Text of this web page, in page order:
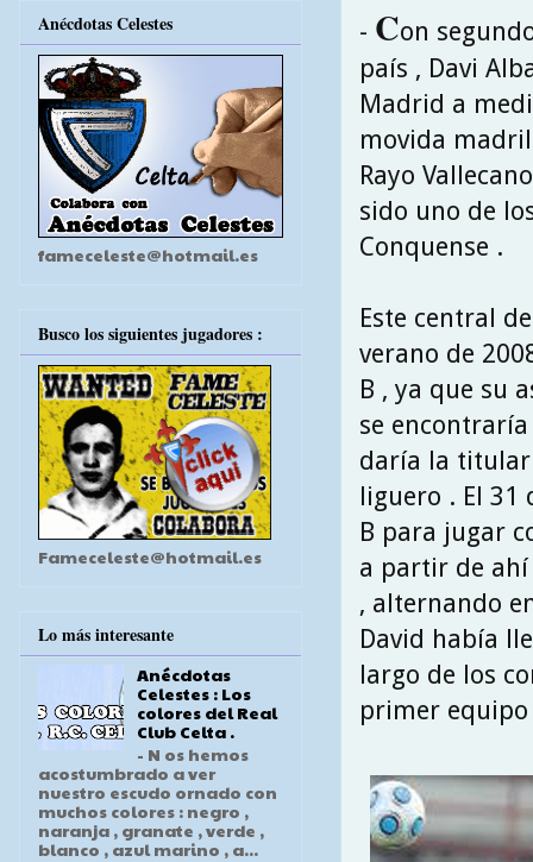
- Con
país , Davi
Madrid a
movida
Rayo
sido uno de
Conquense .
Este central
verano de
B , ya que su
se
daría la
liguero . El 31
B para jugar
a partir de
, alternando
David había
largo de los
primer equipo
Anécdotas Celestes
fameceleste@hotmail.es
Busco los siguientes jugadores :
Fameceleste@hotmail.es
Lo más interesante
Anécdotas
Celestes : Los
colores del Real
Club Celta .
- N os hemos
acostumbrado a ver
nuestro escudo ornado con
muchos colores : negro ,
naranja , granate , verde ,
blanco , azul marino , a...